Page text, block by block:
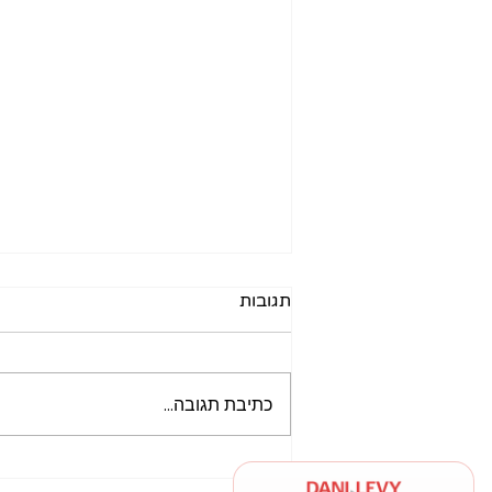
תגובות
כתיבת תגובה...